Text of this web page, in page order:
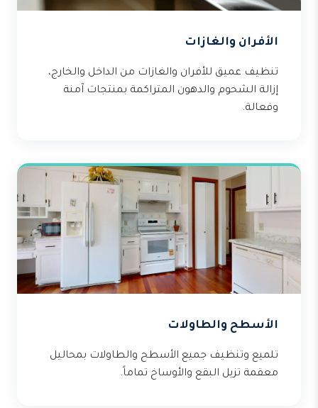
الأفران والغازات
تنظيف عميق للأفران والغازات من الداخل والخارج،
إزالة الشحوم والدهون المتراكمة بمنتجات آمنة
وفعالة.
الأسطح والطاولات
تلميع وتنظيف جميع الأسطح والطاولات بمحاليل
معقمة تزيل البقع والأوساخ تماماً.